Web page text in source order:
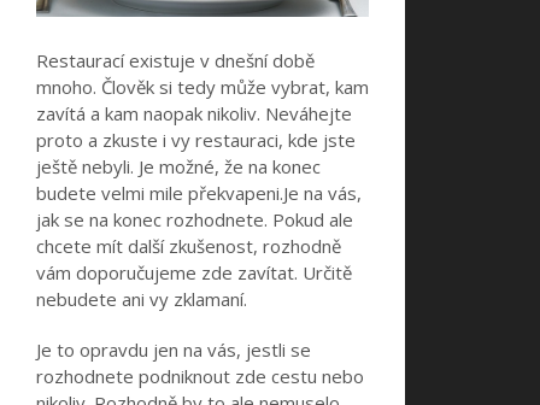
Restaurací existuje v dnešní době
mnoho. Člověk si tedy může vybrat, kam
zavítá a kam naopak nikoliv. Neváhejte
proto a zkuste i vy restauraci, kde jste
ještě nebyli. Je možné, že na konec
budete velmi mile překvapeni.Je na vás,
jak se na konec rozhodnete. Pokud ale
chcete mít další zkušenost, rozhodně
vám doporučujeme zde zavítat. Určitě
nebudete ani vy zklamaní.
Je to opravdu jen na vás, jestli se
rozhodnete podniknout zde cestu nebo